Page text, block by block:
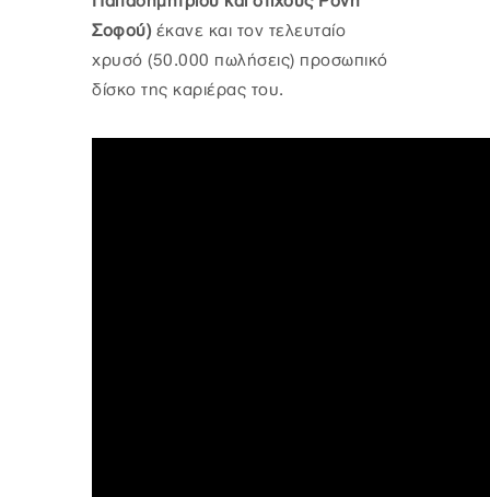
Σοφού)έκανε και τον τελευταίο
χρυσό (50.000 πωλήσεις) προσωπικό
δίσκο της καριέρας του.